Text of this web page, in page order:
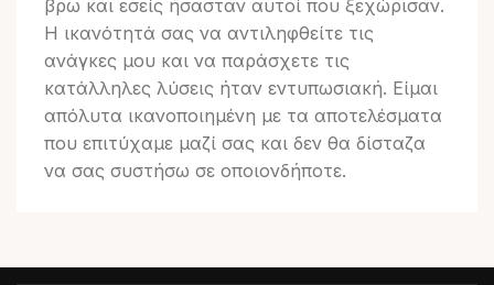
βρω και εσείς ήσασταν αυτοί που ξεχώρισαν.
Η ικανότητά σας να αντιληφθείτε τις
ανάγκες μου και να παράσχετε τις
κατάλληλες λύσεις ήταν εντυπωσιακή. Είμαι
απόλυτα ικανοποιημένη με τα αποτελέσματα
που επιτύχαμε μαζί σας και δεν θα δίσταζα
να σας συστήσω σε οποιονδήποτε.